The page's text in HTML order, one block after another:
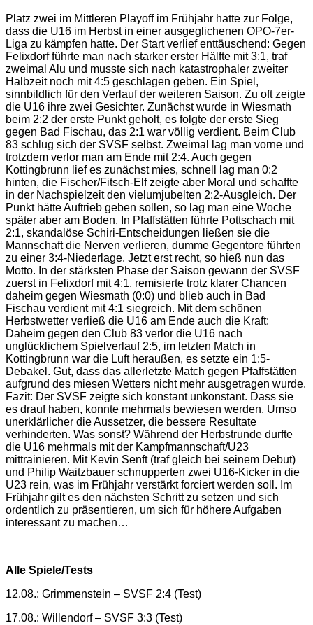
Platz zwei im Mittleren Playoff im Frühjahr hatte zur Folge,
dass die U16 im Herbst in einer ausgeglichenen OPO-7er-
Liga zu kämpfen hatte. Der Start verlief enttäuschend: Gegen
Felixdorf führte man nach starker erster Hälfte mit 3:1, traf
zweimal Alu und musste sich nach katastrophaler zweiter
Halbzeit noch mit 4:5 geschlagen geben. Ein Spiel,
sinnbildlich für den Verlauf der weiteren Saison. Zu oft zeigte
die U16 ihre zwei Gesichter. Zunächst wurde in Wiesmath
beim 2:2 der erste Punkt geholt, es folgte der erste Sieg
gegen Bad Fischau, das 2:1 war völlig verdient. Beim Club
83 schlug sich der SVSF selbst. Zweimal lag man vorne und
trotzdem verlor man am Ende mit 2:4. Auch gegen
Kottingbrunn lief es zunächst mies, schnell lag man 0:2
hinten, die Fischer/Fitsch-Elf zeigte aber Moral und schaffte
in der Nachspielzeit den vielumjubelten 2:2-Ausgleich. Der
Punkt hätte Auftrieb geben sollen, so lag man eine Woche
später aber am Boden. In Pfaffstätten führte Pottschach mit
2:1, skandalöse Schiri-Entscheidungen ließen sie die
Mannschaft die Nerven verlieren, dumme Gegentore führten
zu einer 3:4-Niederlage. Jetzt erst recht, so hieß nun das
Motto. In der stärksten Phase der Saison gewann der SVSF
zuerst in Felixdorf mit 4:1, remisierte trotz klarer Chancen
daheim gegen Wiesmath (0:0) und blieb auch in Bad
Fischau verdient mit 4:1 siegreich. Mit dem schönen
Herbstwetter verließ die U16 am Ende auch die Kraft:
Daheim gegen den Club 83 verlor die U16 nach
unglücklichem Spielverlauf 2:5, im letzten Match in
Kottingbrunn war die Luft heraußen, es setzte ein 1:5-
Debakel. Gut, dass das allerletzte Match gegen Pfaffstätten
aufgrund des miesen Wetters nicht mehr ausgetragen wurde.
Fazit: Der SVSF zeigte sich konstant unkonstant. Dass sie
es drauf haben, konnte mehrmals bewiesen werden. Umso
unerklärlicher die Aussetzer, die bessere Resultate
verhinderten. Was sonst? Während der Herbstrunde durfte
die U16 mehrmals mit der Kampfmannschaft/U23
mittrainieren. Mit Kevin Senft (traf gleich bei seinem Debut)
und Philip Waitzbauer schnupperten zwei U16-Kicker in die
U23 rein, was im Frühjahr verstärkt forciert werden soll. Im
Frühjahr gilt es den nächsten Schritt zu setzen und sich
ordentlich zu präsentieren, um sich für höhere Aufgaben
interessant zu machen…
Alle Spiele/Tests
12.08.: Grimmenstein – SVSF 2:4 (Test)
17.08.: Willendorf – SVSF 3:3 (Test)